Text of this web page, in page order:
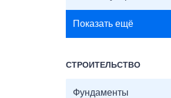
Показать ещё
СТРОИТЕЛЬСТВО
Фундаменты